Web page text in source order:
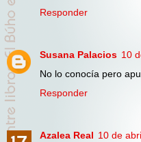
Responder
Susana Palacios 10
No lo conocía pero
Responder
Azalea Real 10 de